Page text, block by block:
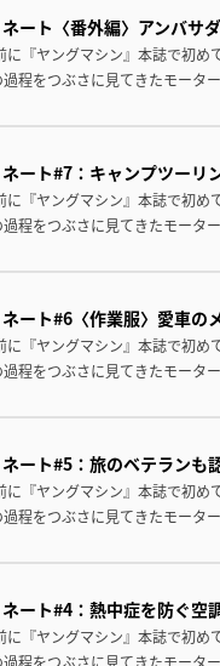
ート〈番外編〉アンバサ
に『ヤングマシン』本誌で初
程をつぶさに見てきたモータ
ート#7：キャンプツーリ
に『ヤングマシン』本誌で初
程をつぶさに見てきたモータ
ート#6〈作業服〉愛車の
に『ヤングマシン』本誌で初
程をつぶさに見てきたモータ
ート#5：旅のベテランも
に『ヤングマシン』本誌で初
程をつぶさに見てきたモータ
ート#4：熱中症を防ぐ空
に『ヤングマシン』本誌で初
程をつぶさに見てきたモータ